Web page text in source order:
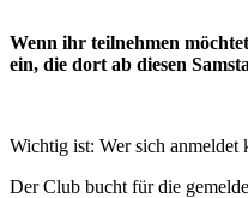
Wenn ihr teilnehmen
ein, die dort ab diesen
Wichtig ist: Wer sich anmeldet
Der Club bucht für die